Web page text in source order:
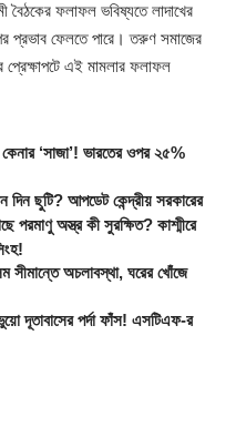
বৈঠকের ফলাফল ভবিষ্যতে লাদাখের
প্রভাব ফেলতে পারে। তরুণ সমাজের
প্রেক্ষাপটে এই মামলার ফলাফল
‘সাজা’! ভারতের ওপর ২৫%
ছুটি? আপডেট কেন্দ্রীয় সরকারের
অস্ত্র কী সুরক্ষিত? কাশ্মীরে
অচলাবস্থা, ঘরের খোঁজে
দূতাবাসের পর্দা ফাঁস! এসটিএফ-র